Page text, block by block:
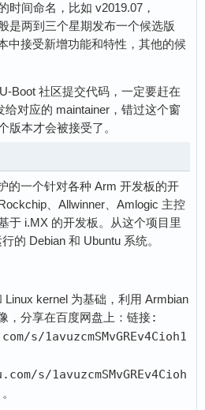
时间命名，比如 v2019.07，
是两到三个星期发布一个候选版
中接受新增功能和特性，其他的候
Boot 社区提交代码，一定要赶在
对应的 maintainer，错过这个窗
版本才会被接受了。
的一个针对各种 Arm 开发板的开
、Allwinner、Amlogic 主控
于 i.MX 的开发板。从这个项目里
的 Debian 和 Ubuntu 系统。
Linux kernel 为基础，利用 Armbian
，分享在百度网盘上： 链接:
s/1avuzcmSMvGREv4Cioh1
s/1avuzcmSMvGREv4Cioh
。